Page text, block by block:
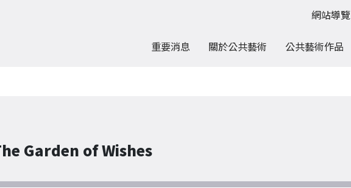
網站導覽
重要消息 關於公共藝術 公共藝術作品
Garden of Wishes